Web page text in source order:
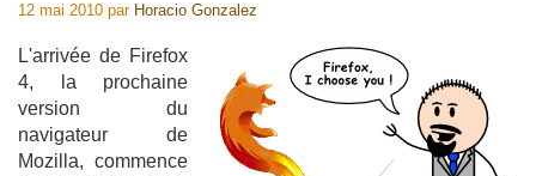
12 mai 2010 par Horacio Gonzalez
L'arrivée de Firefox
4, la prochaine
version du
navigateur de
Mozilla, commence